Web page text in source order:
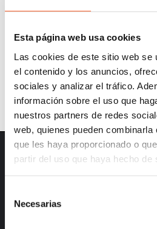
Esta página web usa cookies
Las cookies de este sitio web se
el contenido y los anuncios,
sociales y analizar el tráfico.
información sobre el uso que
nuestros partners de redes
web, quienes pueden combinarla
que les haya proporcionado o
partir del uso que haya hecho de
Necesarias
– Careers